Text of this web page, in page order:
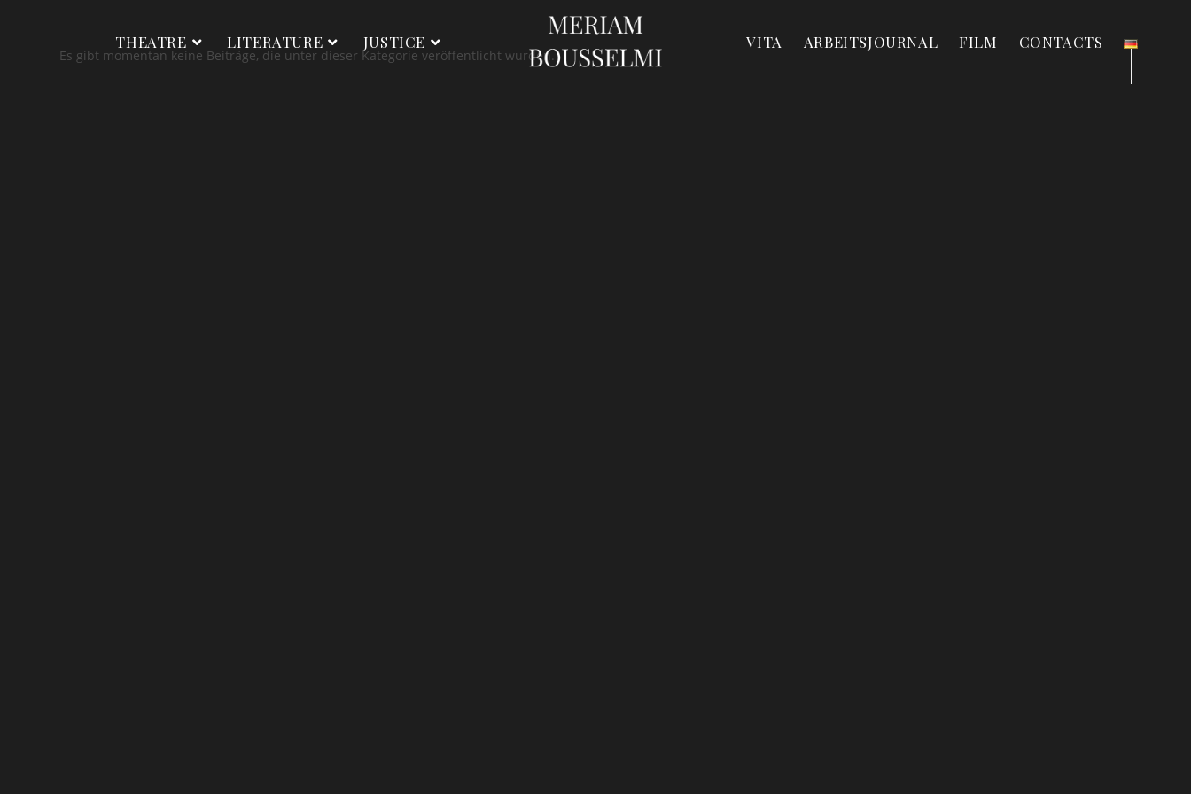
THEATRE LITERATURE JUSTICE VITA ARBEITSJOURNAL FILM CONTACTS
Es gibt momentan keine Beiträge, die unter dieser Kategorie veröffentlicht wurden.